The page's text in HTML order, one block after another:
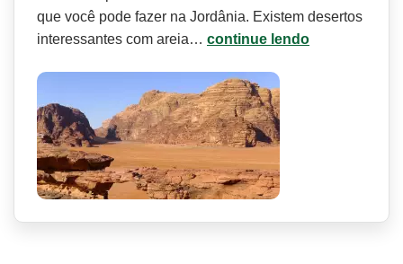
que você pode fazer na Jordânia. Existem desertos
interessantes com areia… continue lendo